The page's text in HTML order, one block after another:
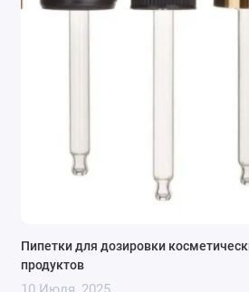
Преимущества
косметических
Точная дозировка:
извлекать и наносить
продукта из флакона, что
Пипетки для дозировки
продуктов